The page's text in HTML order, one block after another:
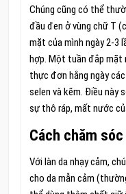
Chúng cũng có thể
đầu đen ở vùng chữ T
mặt của mình ngày 2-3
hợp. Một tuần đắp mặt
thực đơn hằng ngày
selen và kẽm. Điều này
sự thô ráp, mất nước
Cách chăm
Với làn da nhạy cảm,
cho da mẫn cảm